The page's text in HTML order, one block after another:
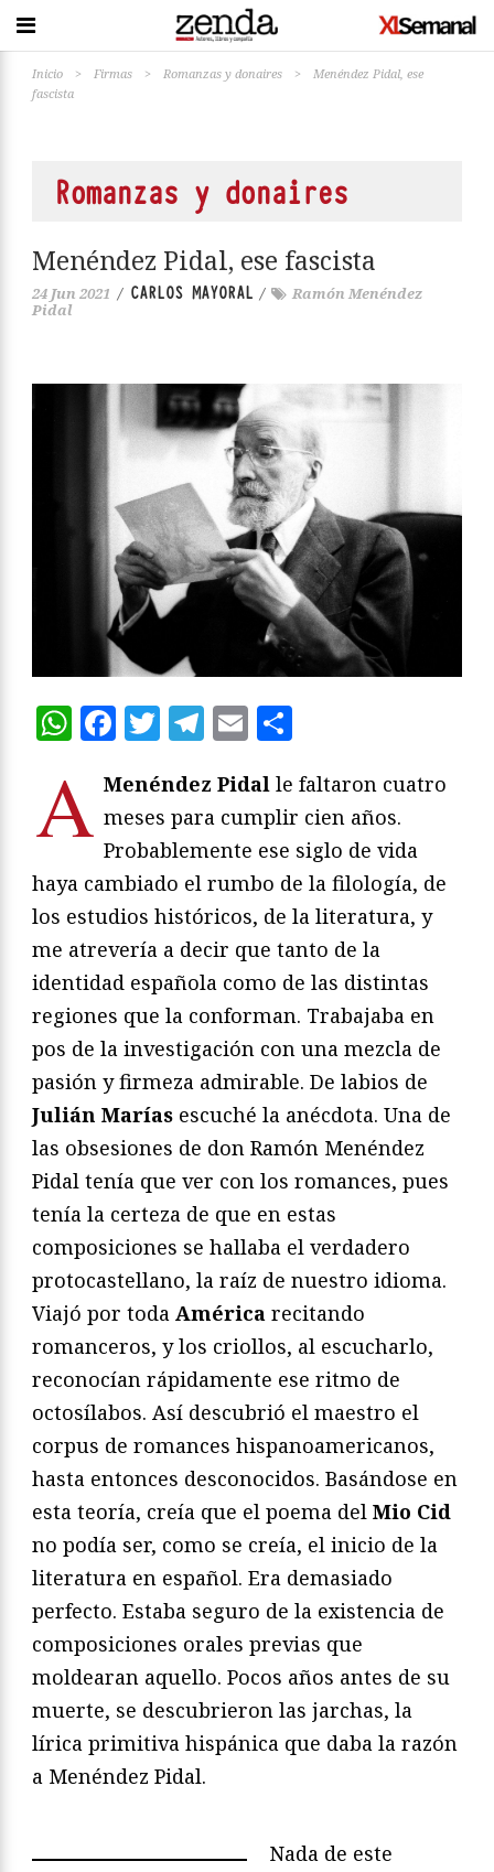
Inicio > Firmas > Romanzas y donaires >
Menéndez Pidal, ese
fascista
Romanzas y donaires
Menéndez Pidal, ese fascista
24 Jun 2021 / CARLOS MAYORAL /
Ramón Menéndez
Pidal
WhatsApp
Facebook
Twitter
Telegram
Email
A Menéndez Pidal le faltaron cuatro
meses para cumplir cien años.
Probablemente ese siglo de vida
haya cambiado el rumbo de la filología, de
los estudios históricos, de la literatura, y
me atrevería a decir que tanto de la
identidad española como de las distintas
regiones que la conforman. Trabajaba en
pos de la investigación con una mezcla de
pasión y firmeza admirable. De labios de
Julián Marías escuché la anécdota. Una de
las obsesiones de don Ramón Menéndez
Pidal tenía que ver con los romances, pues
tenía la certeza de que en estas
composiciones se hallaba el verdadero
protocastellano, la raíz de nuestro idioma.
Viajó por toda América recitando
romanceros, y los criollos, al escucharlo,
reconocían rápidamente ese ritmo de
octosílabos. Así descubrió el maestro el
corpus de romances hispanoamericanos,
hasta entonces desconocidos. Basándose en
esta teoría, creía que el poema del Mio Cid
no podía ser, como se creía, el inicio de la
literatura en español. Era demasiado
perfecto. Estaba seguro de la existencia de
composiciones orales previas que
moldearan aquello. Pocos años antes de su
muerte, se descubrieron las jarchas, la
lírica primitiva hispánica que daba la razón
a Menéndez Pidal.
Nada de este